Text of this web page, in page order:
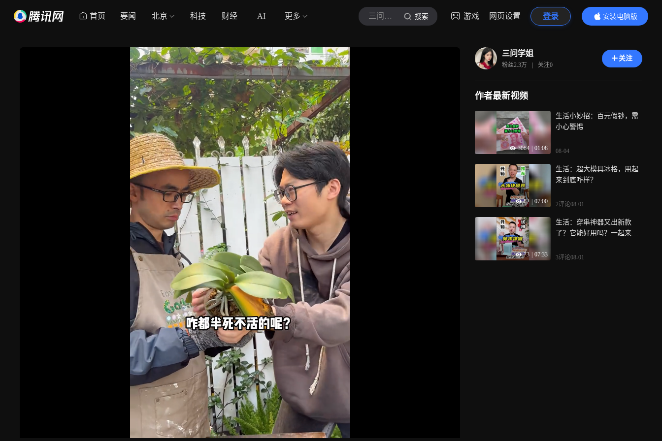
首页 要闻 北京 科技 财经 AI 更多 三问学姐 搜索 游戏 网页设置 登录
安装电脑版
内容更精彩
三问学姐
粉丝2.3万 | 关注0
关注
作者最新视频
3084 01:08
生活小妙招：百元假钞，需
小心警惕
08-04
82 07:00
生活：超大模具冰格，用起
来到底咋样？
2评论08-01
73 07:33
生活：穿串神器又出新款
了？它能好用吗？一起来看
3评论08-01